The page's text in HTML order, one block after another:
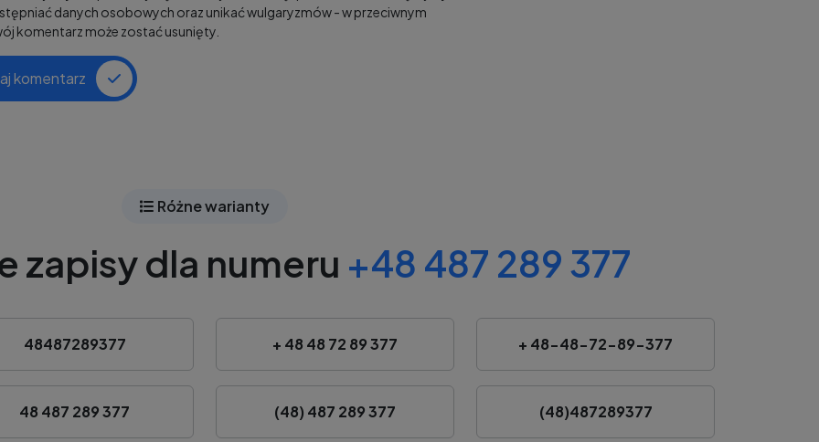
danych osobowych oraz unikać wulgaryzmów - w przeciwnym
komentarz może zostać usunięty.
komentarz
Różne warianty
zapisy dla numeru +48 487 289 377
48487289377 + 48 48 72 89 377 + 48-48-72-89-377
48 487 289 377 (48) 487 289 377 (48)487289377